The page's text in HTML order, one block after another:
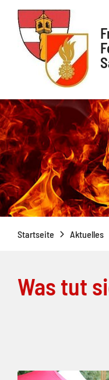
Startseite Aktuelles
Was tut